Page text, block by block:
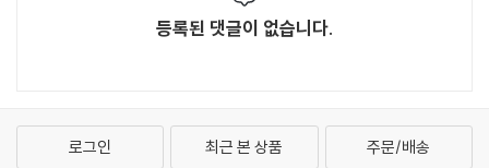
등록된 댓글이 없습니다.
로그인 최근 본 상품 주문/배송